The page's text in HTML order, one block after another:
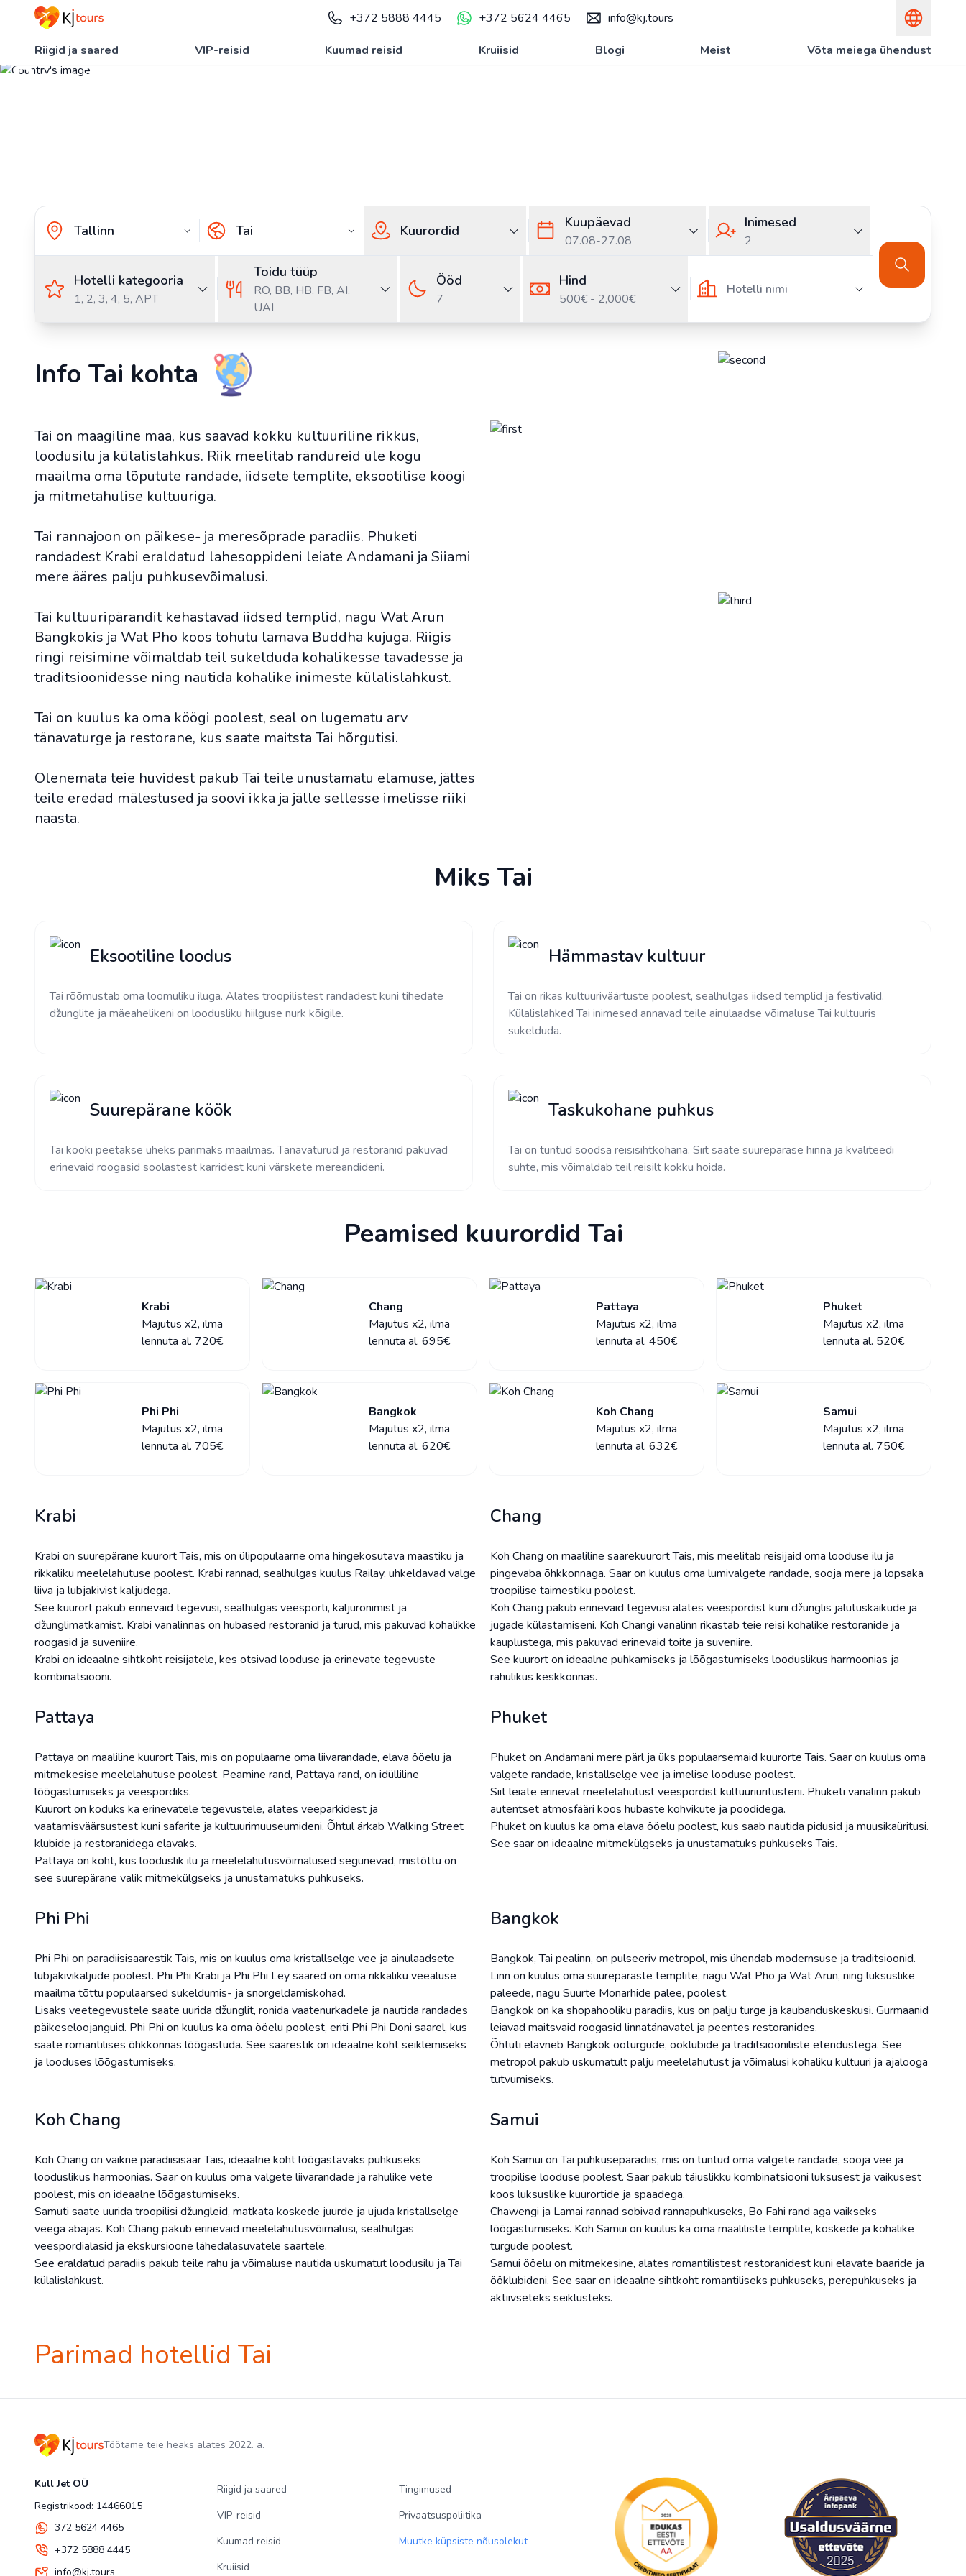
+372 5888 4445 +372 5624 4465 info@kj.tours
Riigid ja saared VIP-reisid Kuumad reisid Kruiisid Blogi Meist Võta meiega ühendust
Reisid Taisse Eestist
Kuurordid Kuupäevad
07.08-27.08
Inimesed
2
Hotelli kategooria
1, 2, 3, 4, 5, APT
Toidu tüüp
RO, BB, HB, FB,AI,
UAI
Ööd
7
Hind
500€ - 2,000€
Info Tai kohta
Tai on maagiline maa, kus saavad kokku kultuuriline rikkus,
loodusilu ja külalislahkus. Riik meelitab rändureid üle kogu
maailma oma lõputute randade, iidsete templite, eksootilise köögi
ja mitmetahulise kultuuriga.
Tai rannajoon on päikese- ja meresõprade paradiis. Phuketi
randadest Krabi eraldatud lahesoppideni leiate Andamani ja Siiami
mere ääres palju puhkusevõimalusi.
Tai kultuuripärandit kehastavad iidsed templid, nagu Wat Arun
Bangkokis ja Wat Pho koos tohutu lamava Buddha kujuga. Riigis
ringi reisimine võimaldab teil sukelduda kohalikesse tavadesse ja
traditsioonidesse ning nautida kohalike inimeste külalislahkust.
Tai on kuulus ka oma köögi poolest, seal on lugematu arv
tänavaturge ja restorane, kus saate maitsta Tai hõrgutisi.
Olenemata teie huvidest pakub Tai teile unustamatu elamuse, jättes
teile eredad mälestused ja soovi ikka ja jälle sellesse imelisse riiki
naasta.
Miks Tai
Eksootiline loodus
Tai rõõmustab oma loomuliku iluga. Alates troopilistest randadest kuni tihedate
džunglite ja mäeahelikeni on loodusliku hiilguse nurk kõigile.
Hämmastav kultuur
Tai on rikas kultuuriväärtuste poolest, sealhulgas iidsed templid ja festivalid.
Külalislahked Tai inimesed annavad teile ainulaadse võimaluse Tai kultuuris
sukelduda.
Suurepärane köök
Tai kööki peetakse üheks parimaks maailmas. Tänavaturud ja restoranid pakuvad
erinevaid roogasid soolastest karridest kuni värskete mereandideni.
Taskukohane puhkus
Tai on tuntud soodsa reisisihtkohana. Siit saate suurepärase hinna ja kvaliteedi
suhte, mis võimaldab teil reisilt kokku hoida.
Peamised kuurordid Tai
Krabi
Majutus x2, ilma
lennuta al. 720€
Chang
Majutus x2, ilma
lennuta al. 695€
Pattaya
Majutus x2, ilma
lennuta al. 450€
Phuket
Majutus x2, ilma
lennuta al. 520€
Phi Phi
Majutus x2, ilma
lennuta al. 705€
Bangkok
Majutus x2, ilma
lennuta al. 620€
Koh Chang
Majutus x2, ilma
lennuta al. 632€
Samui
Majutus x2, ilma
lennuta al. 750€
Krabi
Krabi on suurepärane kuurort Tais, mis on ülipopulaarne oma hingekosutava maastiku ja
rikkaliku meelelahutuse poolest. Krabi rannad, sealhulgas kuulus Railay, uhkeldavad valge
liiva ja lubjakivist kaljudega.
See kuurort pakub erinevaid tegevusi, sealhulgas veesporti, kaljuronimist ja
džunglimatkamist. Krabi vanalinnas on hubased restoranid ja turud, mis pakuvad kohalikke
roogasid ja suveniire.
Krabi on ideaalne sihtkoht reisijatele, kes otsivad looduse ja erinevate tegevuste
kombinatsiooni.
Chang
Koh Chang on maaliline saarekuurort Tais, mis meelitab reisijaid oma looduse ilu ja
pingevaba õhkkonnaga. Saar on kuulus oma lumivalgete randade, sooja mere ja lopsaka
troopilise taimestiku poolest.
Koh Chang pakub erinevaid tegevusi alates veespordist kuni džunglis jalutuskäikude ja
jugade külastamiseni. Koh Changi vanalinn rikastab teie reisi kohalike restoranide ja
kauplustega, mis pakuvad erinevaid toite ja suveniire.
See kuurort on ideaalne puhkamiseks ja lõõgastumiseks looduslikus harmoonias ja
rahulikus keskkonnas.
Pattaya
Pattaya on maaliline kuurort Tais, mis on populaarne oma liivarandade, elava ööelu ja
mitmekesise meelelahutuse poolest. Peamine rand, Pattaya rand, on idülliline
lõõgastumiseks ja veespordiks.
Kuurort on koduks ka erinevatele tegevustele, alates veeparkidest ja
vaatamisväärsustest kuni safarite ja kultuurimuuseumideni. Õhtul ärkab Walking Street
klubide ja restoranidega elavaks.
Pattaya on koht, kus looduslik ilu ja meelelahutusvõimalused segunevad, mistõttu on
see suurepärane valik mitmekülgseks ja unustamatuks puhkuseks.
Phuket
Phuket on Andamani mere pärl ja üks populaarsemaid kuurorte Tais. Saar on kuulus oma
valgete randade, kristallselge vee ja imelise looduse poolest.
Siit leiate erinevat meelelahutust veespordist kultuuriüritusteni. Phuketi vanalinn pakub
autentset atmosfääri koos hubaste kohvikute ja poodidega.
Phuket on kuulus ka oma elava ööelu poolest, kus saab nautida pidusid ja muusikaüritusi.
See saar on ideaalne mitmekülgseks ja unustamatuks puhkuseks Tais.
Phi Phi
Phi Phi on paradiisisaarestik Tais, mis on kuulus oma kristallselge vee ja ainulaadsete
lubjakivikaljude poolest. Phi Phi Krabi ja Phi Phi Ley saared on oma rikkaliku veealuse
maailma tõttu populaarsed sukeldumis- ja snorgeldamiskohad.
Lisaks veetegevustele saate uurida džunglit, ronida vaatenurkadele ja nautida randades
päikeseloojanguid. Phi Phi on kuulus ka oma ööelu poolest, eriti Phi Phi Doni saarel, kus
saate romantilises õhkkonnas lõõgastuda. See saarestik on ideaalne koht seiklemiseks
ja looduses lõõgastumiseks.
Bangkok
Bangkok, Tai pealinn, on pulseeriv metropol, mis ühendab modernsuse ja traditsioonid.
Linn on kuulus oma suurepäraste templite, nagu Wat Pho ja Wat Arun, ning luksuslike
paleede, nagu Suurte Monarhide palee, poolest.
Bangkok on ka shopahooliku paradiis, kus on palju turge ja kaubanduskeskusi. Gurmaanid
leiavad maitsvaid roogasid linnatänavatel ja peentes restoranides.
Õhtuti elavneb Bangkok ööturgude, ööklubide ja traditsiooniliste etendustega. See
metropol pakub uskumatult palju meelelahutust ja võimalusi kohaliku kultuuri ja ajalooga
tutvumiseks.
Koh Chang
Koh Chang on vaikne paradiisisaar Tais, ideaalne koht lõõgastavaks puhkuseks
looduslikus harmoonias. Saar on kuulus oma valgete liivarandade ja rahulike vete
poolest, mis on ideaalne lõõgastumiseks.
Samuti saate uurida troopilisi džungleid, matkata koskede juurde ja ujuda kristallselge
veega abajas. Koh Chang pakub erinevaid meelelahutusvõimalusi, sealhulgas
veespordialasid ja ekskursioone lähedalasuvatele saartele.
See eraldatud paradiis pakub teile rahu ja võimaluse nautida uskumatut loodusilu ja Tai
külalislahkust.
Samui
Koh Samui on Tai puhkuseparadiis, mis on tuntud oma valgete randade, sooja vee ja
troopilise looduse poolest. Saar pakub täiuslikku kombinatsiooni luksusest ja vaikusest
koos luksuslike kuurortide ja spaadega.
Chawengi ja Lamai rannad sobivad rannapuhkuseks, Bo Fahi rand aga vaikseks
lõõgastumiseks. Koh Samui on kuulus ka oma maaliliste templite, koskede ja kohalike
turgude poolest.
Samui ööelu on mitmekesine, alates romantilistest restoranidest kuni elavate baaride ja
ööklubideni. See saar on ideaalne sihtkoht romantiliseks puhkuseks, perepuhkuseks ja
aktiivseteks seiklusteks.
Parimad hotellid Tai
Töötame teie heaks alates 2022. a.
Kull Jet OÜ
Registrikood: 14466015
372 5624 4465
+372 5888 4445
info@kj.tours
Riigid ja saared
VIP-reisid
Kuumad reisid
Kruiisid
Tingimused
Privaatsuspoliitika
Muutke küpsiste nõusolekut